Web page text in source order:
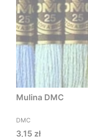
Mulina DMC
PRODUCENT
DMC
Cena
3,15 zł